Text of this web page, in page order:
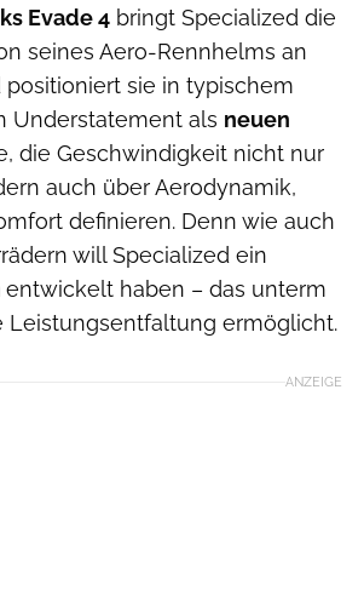
Evade 4 bringt Specialized die
seines Aero-Rennhelms an
positioniert sie in typischem
Understatement als neuen
die Geschwindigkeit nicht nur
auch über Aerodynamik,
definieren. Denn wie auch
will Specialized ein
entwickelt haben – das unterm
Leistungsentfaltung ermöglicht.
ANZEIGE